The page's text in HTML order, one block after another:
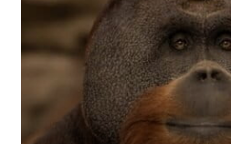
Populasi
Sumatera